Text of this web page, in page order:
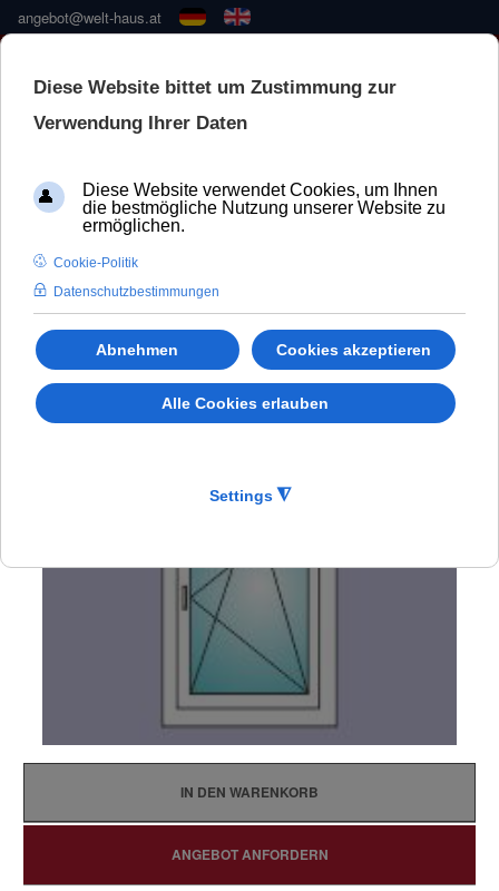
angebot@welt-haus.at
🚀 NEUE KONFIGURATOR –
SCHNELLER UND BESSER
IN DEN WARENKORB
ANGEBOT ANFORDERN